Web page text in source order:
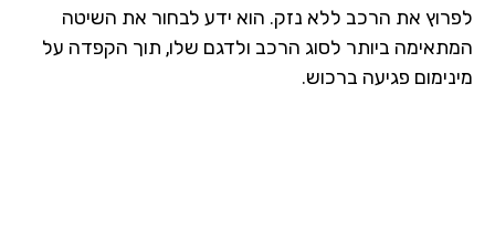
את הרכב ללא נזק. הוא ידע לבחור את השיטה
ביותר לסוג הרכב ולדגם שלו, תוך הקפדה על
פגיעה ברכוש.